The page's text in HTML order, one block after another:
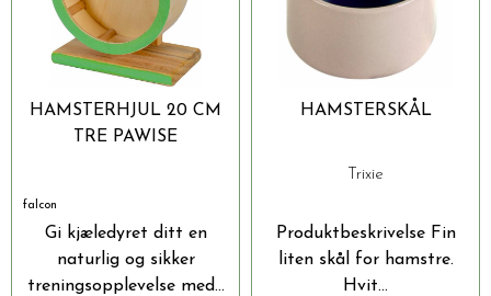
HAMSTERHJUL 20 CM
TRE PAWISE
falcon
Gi kjæledyret ditt en
naturlig og sikker
treningsopplevelse med...
HAMSTERSKÅL
Trixie
Produktbeskrivelse Fin
liten skål for hamstre.
Hvit...